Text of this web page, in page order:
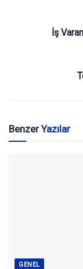
İş
BenzerYazılar
GENEL